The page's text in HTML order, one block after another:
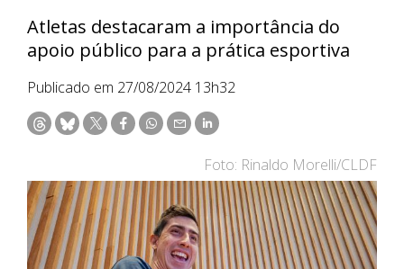
Atletas destacaram a importância do
apoio público para a prática esportiva
Publicado em 27/08/2024 13h32
Foto: Rinaldo Morelli/CLDF